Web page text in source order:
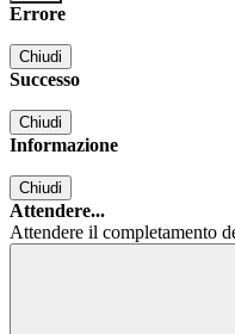
Errore
Chiudi
Successo
Chiudi
Informazione
Chiudi
Attendere...
Attendere il completamento